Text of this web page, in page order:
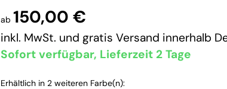
ab 150,00 €
inkl. MwSt. und gratis Versand innerhalb
Sofort verfügbar, Lieferzeit 2 Tage
Erhältlich in 2 weiteren Farbe(n):